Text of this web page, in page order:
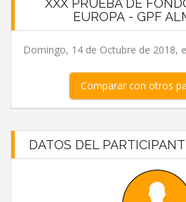
XXX PRUEBA DE
EUROPA - GPF
Domingo, 14 de Octubre de 2018,
Comparar con otros
DATOS DEL